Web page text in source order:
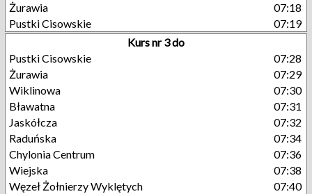
Żurawia
07:18
Pustki Cisowskie
07:19
Kurs nr 3 do
Pustki Cisowskie
07:28
Żurawia
07:29
Wiklinowa
07:30
Bławatna
07:31
Jaskółcza
07:32
Raduńska
07:34
Chylonia Centrum
07:36
Wiejska
07:38
Węzeł Żołnierzy Wyklętych
07:40